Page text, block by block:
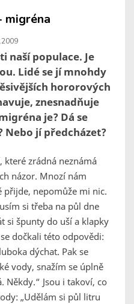
migréna
naší populace. Je
Lidé se jí mnohdy
hororových
znesnadňuje
je? Dá se
jí předcházet?
které zrádná neznámá
názor. Mnozí nám
přijde, nepomůže mi nic.
si třeba na půl dne
si špunty do uší a klapky
dočkali této odpovědi:
dýchat. Pak se
vody, snažím se úplně
Jsou i takoví, co
„Udělám si půl litru